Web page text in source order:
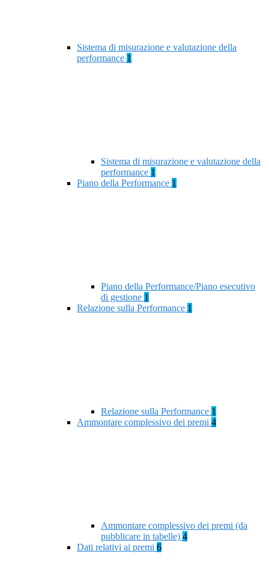
Sistema di misurazione e valutazione della
performance 1
Sistema di misurazione e valutazione della
performance 1
Piano della Performance 1
Piano della Performance/Piano esecutivo
di gestione 1
Relazione sulla Performance 1
Relazione sulla Performance 1
Ammontare complessivo dei premi 4
Ammontare complessivo dei premi (da
pubblicare in tabelle) 4
Dati relativi ai premi 6